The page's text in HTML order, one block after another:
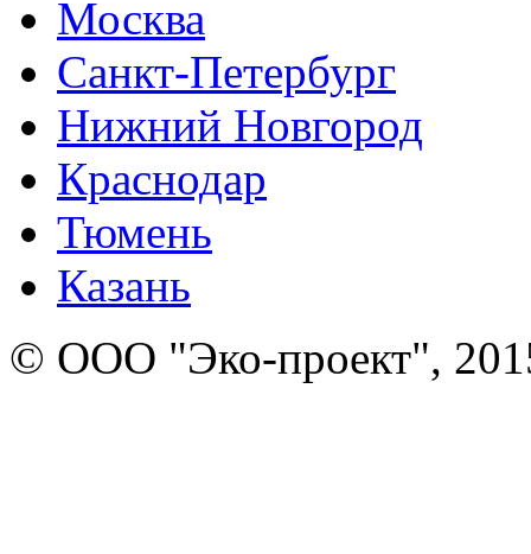
Москва
Санкт-Петербург
Нижний Новгород
Краснодар
Тюмень
Казань
© ООО "Эко-проект",